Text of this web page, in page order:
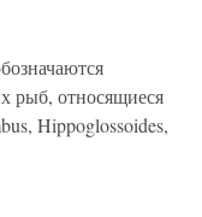
рыб, относящиеся
Hippoglossoides,